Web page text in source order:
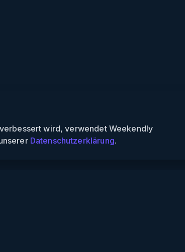
wird, verwendet Weekendly
Datenschutzerklärung.